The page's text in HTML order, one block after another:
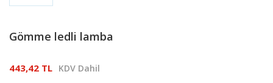
Gömme ledli lamba
443,42 TL KDV Dahil